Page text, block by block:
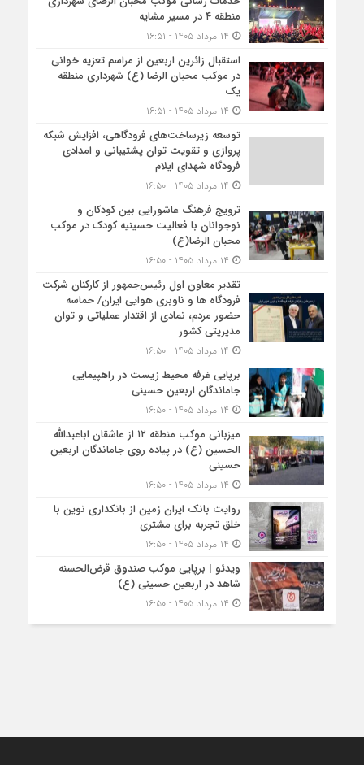
منطقه ۴ در مسیر مشایه
استقبال زائرین اربعین از مراسم تعزیه خوانی
در موکب محبان الرضا (ع) شهرداری منطقه
یک
توسعه زیرساخت‌های فرودگاهی، افزایش شبکه
پروازی و تقویت توان پشتیبانی و امدادی
فرودگاه شهدای ایلام
ترویج فرهنگ عاشورایی بین کودکان و
نوجوانان با فعالیت حسینیه کودک در موکب
محبان الرضا(ع)
تقدیر معاون اول رئیس‌جمهور از کارکنان شرکت
فرودگاه ها و ناوبری هوایی ایران/ حماسه
حضور مردم، نمادی از اقتدار عملیاتی و توان
مدیریتی کشور
برپایی غرفه محیط زیست در راهپیمایی
جاماندگان اربعین حسینی
میزبانی موکب منطقه ۱۲ از عاشقان اباعبدالله
الحسین (ع) در پیاده روی جاماندگان اربعین
حسینی
روایت بانک ایران زمین از بانکداری نوین با
خلق تجربه برای مشتری
ویدئو | برپایی موکب صندوق قرض‌الحسنه
شاهد در اربعین حسینی (ع)